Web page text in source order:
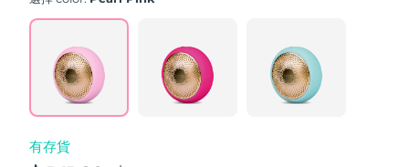
Read
Reviews.
Same
page
有存貨
斯洛伐克
斯洛維尼亞 預計送達日期
預計送達日期
南韓